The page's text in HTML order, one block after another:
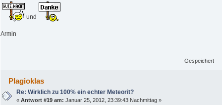
und
Armin
Gespeichert
Plagioklas
Re: Wirklich zu 100% ein echter Meteorit?
«Antwort #19 am: Januar 25, 2012, 23:39:43 Nachmittag »